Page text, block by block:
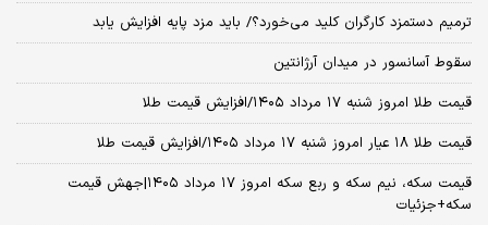
ترمیم دستمزد کارگران کلید می‌خورد؟/ باید مزد پایه افزایش یابد
سقوط آسانسور در میدان آرژانتین
قیمت طلا امروز شنبه ۱۷ مرداد ۱۴۰۵/افزایش قیمت طلا
قیمت طلا ۱۸ عیار امروز شنبه ۱۷ مرداد ۱۴۰۵/افزایش قیمت طلا
قیمت سکه، نیم سکه و ربع سکه امروز ۱۷ مرداد ۱۴۰۵|جهش قیمت
سکه+جزئیات